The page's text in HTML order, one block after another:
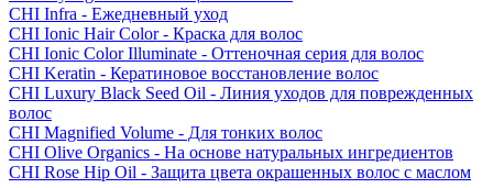
CHI Infra - Ежедневный уход
CHI Ionic Hair Color - Краска для волос
CHI Ionic Color Illuminate - Оттеночная серия для волос
CHI Keratin - Кератиновое восстановление волос
CHI Luxury Black Seed Oil - Линия уходов для поврежденных
волос
CHI Magnified Volume - Для тонких волос
CHI Olive Organics - На основе натуральных ингредиентов
CHI Rose Hip Oil - Защита цвета окрашенных волос с маслом